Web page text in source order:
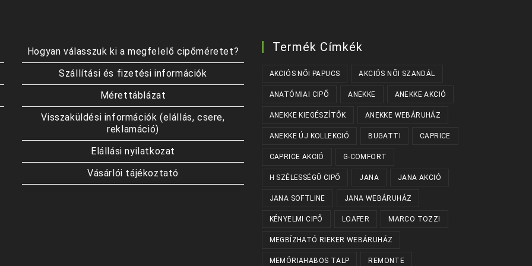
Hogyan válasszuk ki a megfelelő cipőméretet?
Szállítási és fizetési információk
Mérettáblázat
Visszaküldési információk (elállás, csere,
reklamáció)
Elállási nyilatkozat
Vásárlói tájékoztató
Termék Címkék
AKCIÓS NŐI PAPUCS AKCIÓS NŐI SZANDÁL
ANATÓMIAI CIPŐ ANEKKE ANEKKE AKCIÓ
ANEKKE KIEGÉSZÍTŐK ANEKKE WEBÁRUHÁZ
ANEKKE ÚJ KOLLEKCIÓ BUGATTI CAPRICE
CAPRICE AKCIÓ G-COMFORT
H SZÉLESSÉGŰ CIPŐ JANA JANA AKCIÓ
JANA SOFTLINE JANA WEBÁRUHÁZ
KÉNYELMI CIPŐ LOAFER MARCO TOZZI
MEGBÍZHATÓ RIEKER WEBÁRUHÁZ
MEMÓRIAHABOS TALP REMONTE